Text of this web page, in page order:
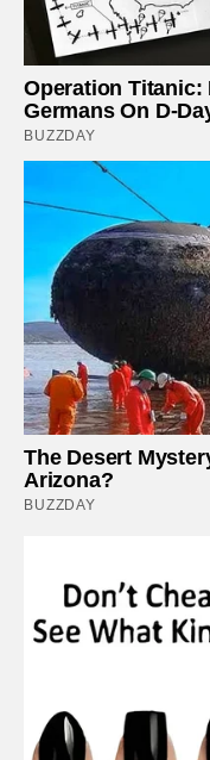
Operation Titanic:
Germans On D-
BUZZDAY
The Desert
Arizona?
BUZZDAY